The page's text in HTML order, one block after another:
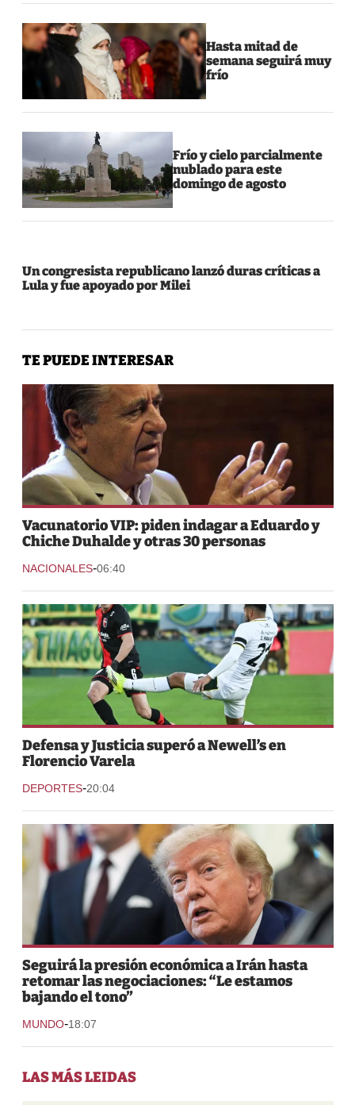
Hasta mitad de
semana seguirá muy
frío
Frío y cielo parcialmente
nublado para este
domingo de agosto
Un congresista republicano lanzó duras críticas a
Lula y fue apoyado por Milei
TE PUEDE INTERESAR
Vacunatorio VIP: piden indagar a Eduardo y
Chiche Duhalde y otras 30 personas
NACIONALES-06:40
Defensa y Justicia superó a Newell’s en
Florencio Varela
DEPORTES-20:04
Seguirá la presión económica a Irán hasta
retomar las negociaciones: “Le estamos
bajando el tono”
MUNDO-18:07
LAS MÁS LEIDAS